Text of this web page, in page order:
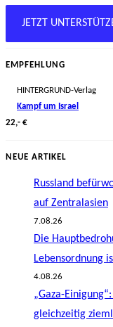
JETZT
EMPFEHLUNG
HINTERGRUND-Verlag
Kampf um Israel
22,- €
NEUE ARTIKEL
Russland
auf Zentralasien
7.08.26
Die
Lebensordnung
4.08.26
„Gaza-
gleichzeitig